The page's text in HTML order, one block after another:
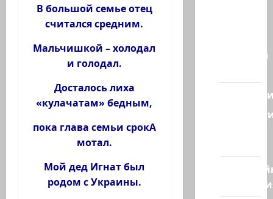
В большой семье отец
считался средним.
Мальчишкой – холодал
и голодал.
Досталось лиха
«кулачатам» бедным,
пока глава семьи срокА
мотал.
Мой дед Игнат был
родом с Украины.
Ближний